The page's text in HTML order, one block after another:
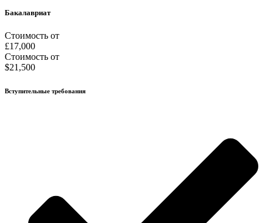
Бакалавриат
Стоимость от
£17,000
Стоимость от
$21,500
Вступительные требования